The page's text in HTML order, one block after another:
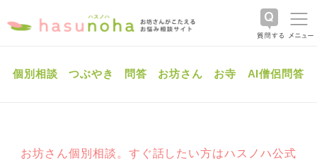
個別相談 つぶやき 問答 お坊さん お寺 AI僧侶問答
お坊さん個別相談。すぐ話したい方はハスノハ公式